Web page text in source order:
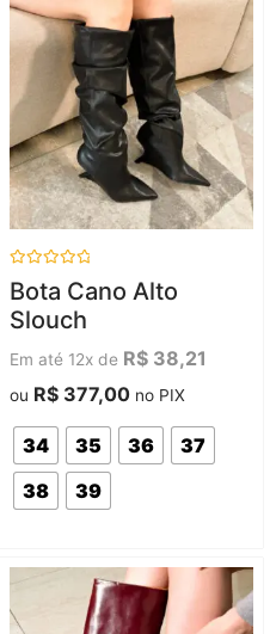
0
5
Bota Cano Alto
Slouch
Em até 12x de R$ 38,21
ou R$ 377,00 no PIX
34 35 36
37
38
39